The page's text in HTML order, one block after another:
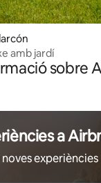
amb jardí
sobre
a
experiències